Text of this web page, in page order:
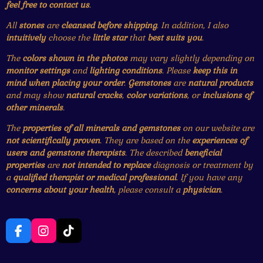
feel free to contact us.
Allstonesare cleansed before shipping. In addition, I also
intuitivelychoose the little starthat best suits you.
The colors shown in the photosmay vary slightly depending on
monitor settingsandlighting conditions. Pleasekeep this in
mind when placing your order. Gemstonesarenatural products
and may shownatural cracks, color variations, orinclusions of
other minerals.
The properties of all minerals and gemstoneson our website are
not scientifically proven. They are based on the experiences of
users and gemstone therapists. The describedbeneficial
propertiesarenot intended to replacediagnosis or treatment by
a qualified therapist or medical professional. If you have any
concerns about your health, please consult a physician.
F
a
I
n
T
i